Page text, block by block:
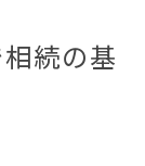
る
流れ
続の基